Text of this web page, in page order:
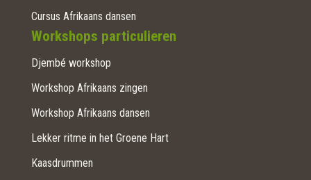
Cursus Afrikaans dansen
Workshops particulieren
Djembé workshop
Workshop Afrikaans zingen
Workshop Afrikaans dansen
Lekker ritme in het Groene Hart
Kaasdrummen